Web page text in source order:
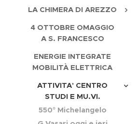
LA CHIMERA DI AREZZO
4 OTTOBRE OMAGGIO
A S. FRANCESCO
ENERGIE INTEGRATE
MOBILITÀ ELETTRICA
ATTIVITA' CENTRO
STUDI E MU.VI.
550° Michelangelo